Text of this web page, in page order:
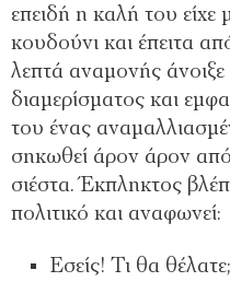
επειδή η καλή του είχε
κουδούνι και έπειτα
λεπτά αναμονής
διαμερίσματος και
του ένας
σηκωθεί άρον άρον
σιέστα. Έκπληκτος
πολιτικό και αναφωνεί:
Εσείς! Τι θα θέλατε;